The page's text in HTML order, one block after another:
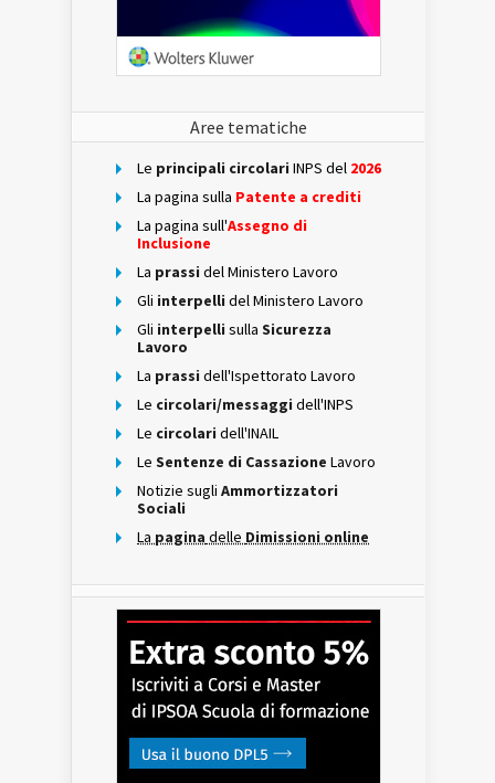
Aree tematiche
Le principali circolari INPS del 2026
La pagina sulla Patente a crediti
La pagina sull'Assegno di
Inclusione
La prassi del Ministero Lavoro
Gli interpelli del Ministero Lavoro
Gli interpelli sulla Sicurezza
Lavoro
La prassi dell'Ispettorato Lavoro
Le circolari/messaggi dell'INPS
Le circolari dell'INAIL
Le Sentenze di Cassazione Lavoro
Notizie sugli Ammortizzatori
Sociali
La pagina delle Dimissioni online